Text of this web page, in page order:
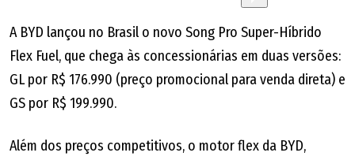
A BYD lançou no Brasil o novo Song Pro Super-Híbrido
Flex Fuel, que chega às concessionárias em duas versões:
GL por R$ 176.990 (preço promocional para venda direta) e
GS por R$ 199.990.
Além dos preços competitivos, o motor flex da BYD,